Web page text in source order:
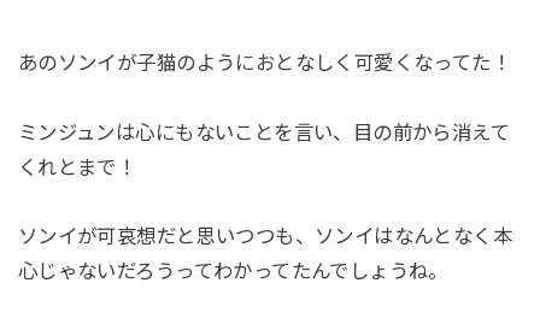
あのソンイが子猫のようにおとなしく可愛くなってた！
ミンジュンは心にもないことを言い、目の前から消えて
くれとまで！
ソンイが可哀想だと思いつつも、ソンイはなんとなく本
心じゃないだろうってわかってたんでしょうね。